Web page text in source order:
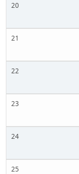
20
21
22
23
24
25